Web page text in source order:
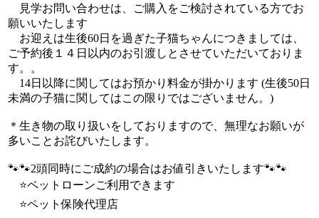
見学お問い合わせは、ご購入をご検討されている方でお
願いいたします
お迎えは生後60日を過ぎた子猫ちゃんにつきましては、
ご予約後１４日以内のお引渡しとさせていただいておりま
す。。
14日以降に関してはお預かり料金が掛かります (生後50日
未満の子猫に関してはこの限りではございません。)
＊生き物の取り扱いをしておりますので、無理なお願いが
多いことお詫びいたします。
🐾🐾2頭同時にご成約の場合はお値引きいたします🐾🐾
⭐ペットローンご利用できます
⭐ペット保険代理店